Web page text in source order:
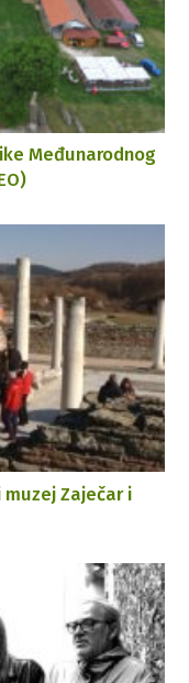
Međunarodnog
Zaječar i